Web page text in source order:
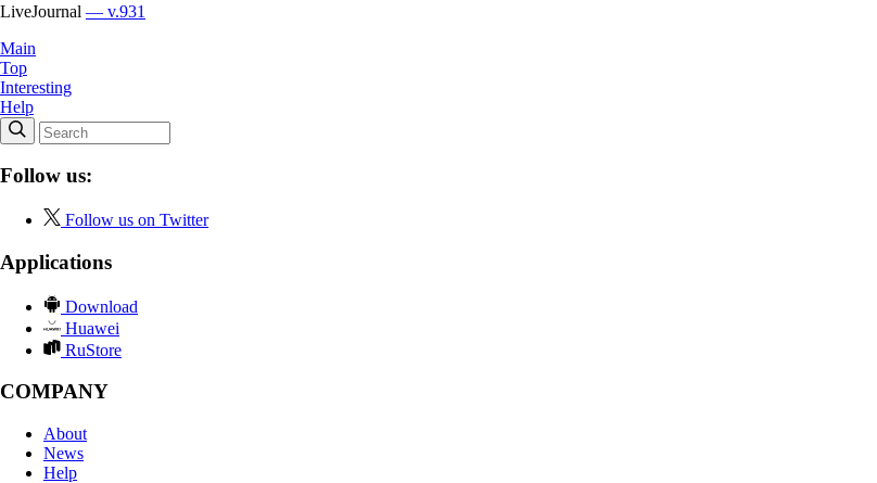
LiveJournal — v.931
Main
Top
Interesting
Help
Follow us:
Follow us on Twitter
Applications
Download
Huawei
RuStore
COMPANY
About
News
Help